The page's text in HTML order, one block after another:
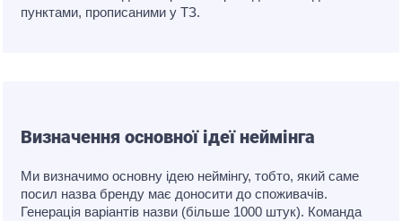
пунктами, прописаними у ТЗ.
Визначення основної ідеї неймінга
Ми визначимо основну ідею неймінгу, тобто, який саме
посил назва бренду має доносити до споживачів.
Генерація варіантів назви (більше 1000 штук). Команда